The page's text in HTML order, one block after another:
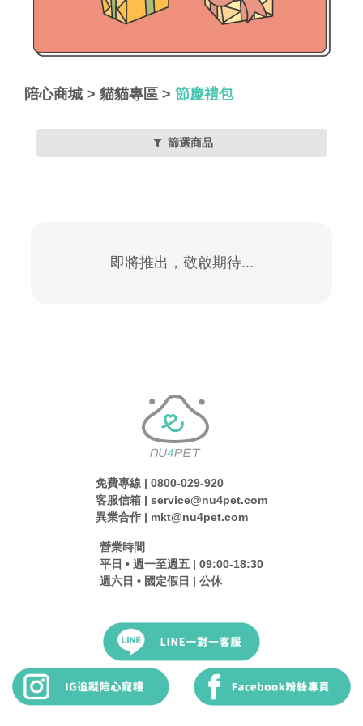
陪心商城 > 貓貓專區 > 節慶禮包
篩選商品
即將推出，敬啟期待...
免費專線 | 0800-029-920
客服信箱 | service@nu4pet.com
異業合作 | mkt@nu4pet.com
營業時間
平日 • 週一至週五 | 09:00-18:30
週六日 • 國定假日 | 公休